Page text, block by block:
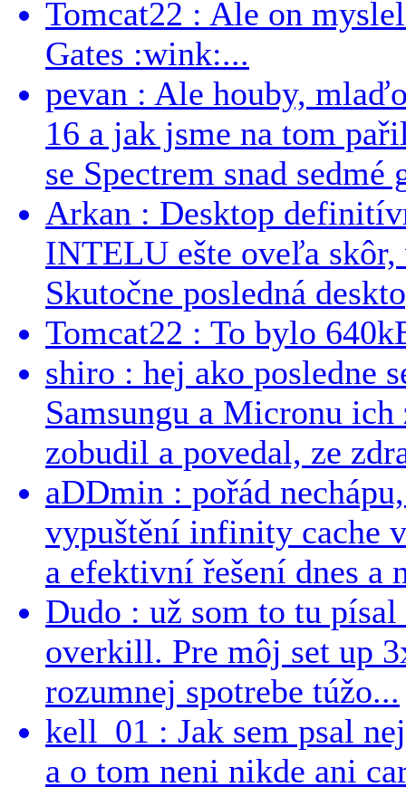
Tomcat22 : Ale on
Gates :wink:...
pevan : Ale houby,
16 a jak jsme na tom
se Spectrem snad sedmé
Arkan : Desktop
INTELU ešte oveľa
Skutočne posledná
Tomcat22 : To bylo
shiro : hej ako posledne
Samsungu a Micronu
zobudil a povedal, ze
aDDmin : pořád
vypuštění infinity cache
a efektivní řešení dnes a
Dudo : už som to tu
overkill. Pre môj set up
rozumnej spotrebe túžo...
kell_01 : Jak sem psal
a o tom neni nikde ani